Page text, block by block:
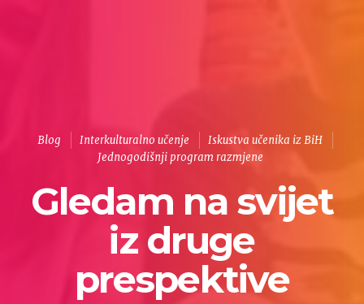
Blog Interkulturalno učenje
Iskustva učenika iz BiH
Jednogodišnji program razmjene
Gledam na svijet
iz druge
prespektive